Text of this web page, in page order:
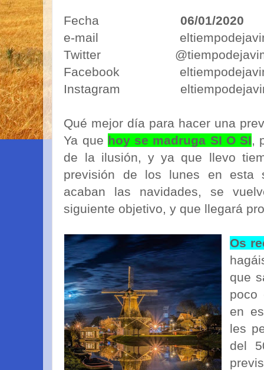
Fecha06/01/2020
e-mail
Twitter
Facebook
Instagram
Qué mejor día para hacer una
Ya que hoy se madruga SI O SI,
de la ilusión, y ya que llevo
previsión de los lunes en esta
acaban las navidades, se
siguiente objetivo, y que llegará
Os
que
poco
en
les
del